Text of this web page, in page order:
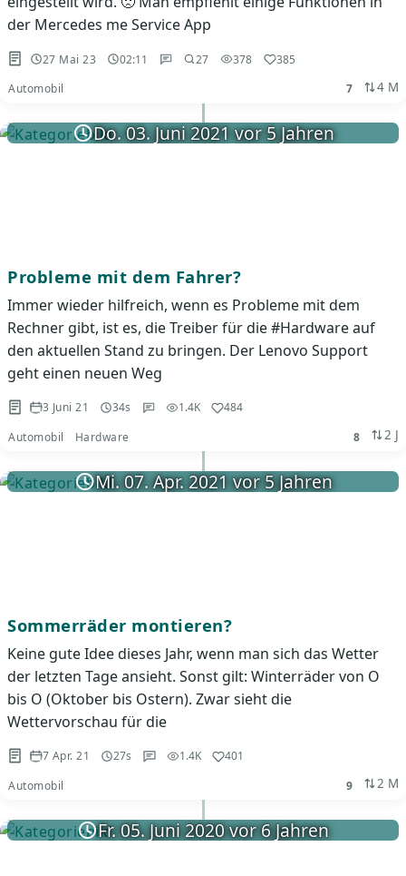
der Mercedes me Service App
27 Mai 23 02:11 27 378
385
Automobil
7 4 M
Do. 03. Juni 2021 vor 5 Jahren
Probleme mit dem Fahrer?
Immer wieder hilfreich, wenn es Probleme mit dem
Rechner gibt, ist es, die Treiber für die #Hardware auf
den aktuellen Stand zu bringen. Der Lenovo Support
geht einen neuen Weg
3 Juni 21 34s 1.4K
484
Automobil
Hardware 8 2 J
Mi. 07. Apr. 2021 vor 5 Jahren
Sommerräder montieren?
Keine gute Idee dieses Jahr, wenn man sich das Wetter
der letzten Tage ansieht. Sonst gilt: Winterräder von O
bis O (Oktober bis Ostern). Zwar sieht die
Wettervorschau für die
7 Apr. 21 27s 1.4K
401
Automobil
9 2 M
Fr. 05. Juni 2020 vor 6 Jahren